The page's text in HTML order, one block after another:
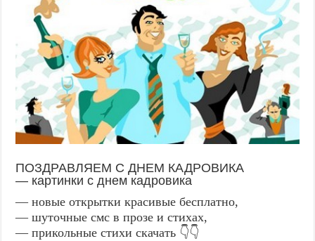
ПОЗДРАВЛЯЕМ С ДНЕМ КАДРОВИКА
— картинки с днем кадровика
— новые открытки красивые бесплатно,
— шуточные смс в прозе и стихах,
— прикольные стихи скачать 👇👇